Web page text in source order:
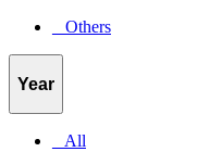
_ Others
Year
_ All